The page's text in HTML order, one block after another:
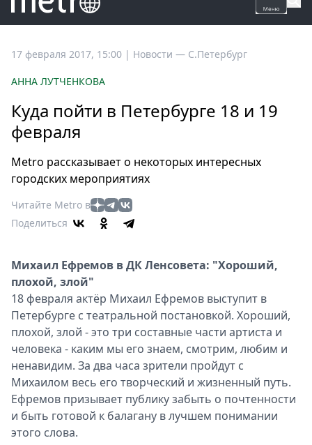
Все
Россия
Мир
Еда
Туризм
Мода
Театр
Афиша
Книги
Выставки
Пресс-
релизы
О
Metro
Стримы
Спецпроекты
Звезды
17 февраля 2017, 15:00 | Новости — С.Петербург
АННА ЛУТЧЕНКОВА
Куда пойти в Петербурге 18 и 19
февраля
Metro рассказывает о некоторых интересных
городских мероприятиях
Читайте Metro в
Поделиться
Михаил Ефремов в ДК Ленсовета: "Хороший,
плохой, злой"
18 февраля актёр Михаил Ефремов выступит в
Петербурге с театральной постановкой. Хороший,
плохой, злой - это три составные части артиста и
человека - каким мы его знаем, смотрим, любим и
ненавидим. За два часа зрители пройдут с
Михаилом весь его творческий и жизненный путь.
Ефремов призывает публику забыть о почтенности
и быть готовой к балагану в лучшем понимании
этого слова.